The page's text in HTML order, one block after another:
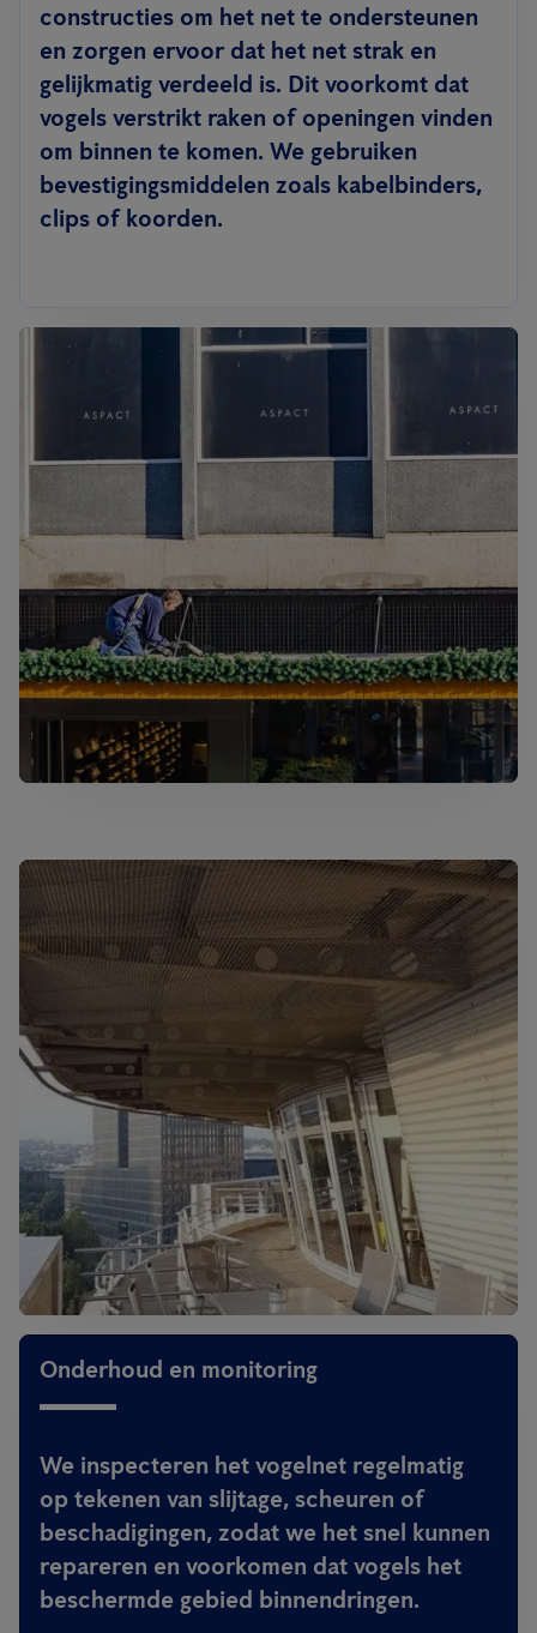
constructies om het net te ondersteunen
en zorgen ervoor dat het net strak en
gelijkmatig verdeeld is. Dit voorkomt dat
vogels verstrikt raken of openingen vinden
om binnen te komen. We gebruiken
bevestigingsmiddelen zoals kabelbinders,
clips of koorden.
Onderhoud en monitoring
We inspecteren het vogelnet regelmatig
op tekenen van slijtage, scheuren of
beschadigingen, zodat we het snel kunnen
repareren en voorkomen dat vogels het
beschermde gebied binnendringen.